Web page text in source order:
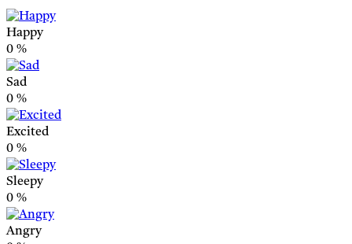
Happy
0 %
Sad
0 %
Excited
0 %
Sleepy
0 %
Angry